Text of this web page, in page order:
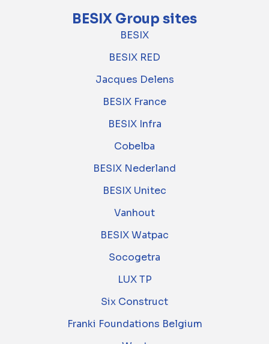
BESIX Group sites
BESIX
BESIX RED
Jacques Delens
BESIX France
BESIX Infra
Cobelba
BESIX Nederland
BESIX Unitec
Vanhout
BESIX Watpac
Socogetra
LUX TP
Six Construct
Franki Foundations Belgium